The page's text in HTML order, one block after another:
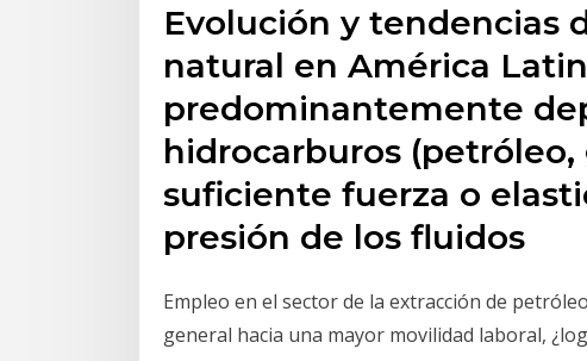
Evolución y tendencias
natural en América
predominantemente
hidrocarburos (petróleo,
suficiente fuerza o
presión de los fluidos
Empleo en el sector de la extracción de
general hacia una mayor movilidad laboral,